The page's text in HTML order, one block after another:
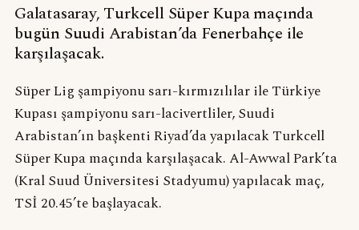
Galatasaray, Turkcell Süper Kupa maçında
bugün Suudi Arabistan’da Fenerbahçe ile
karşılaşacak.
Süper Lig şampiyonu sarı-kırmızılılar ile Türkiye
Kupası şampiyonu sarı-lacivertliler, Suudi
Arabistan’ın başkenti Riyad’da yapılacak Turkcell
Süper Kupa maçında karşılaşacak. Al-Awwal Park’ta
(Kral Suud Üniversitesi Stadyumu) yapılacak maç,
TSİ 20.45’te başlayacak.